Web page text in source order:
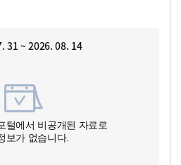
31 ~ 2026. 08. 14
털에서 비공개된 자료로
보가 없습니다.